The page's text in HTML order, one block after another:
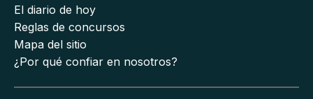
El diario de hoy
Reglas de concursos
Mapa del sitio
¿Por qué confiar en nosotros?